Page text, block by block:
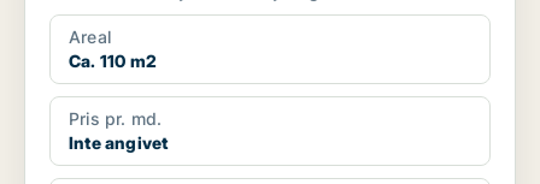
Areal
Ca. 110 m2
Pris pr. md.
Inte angivet